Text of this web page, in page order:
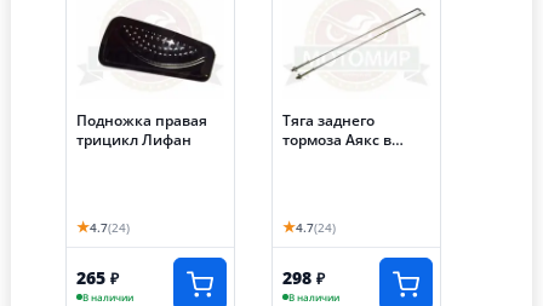
Подножка правая
трицикл Лифан
★4.7(24)
265 ₽
В наличии
Тяга заднего
тормоза Аякс в
★4.7(24)
298 ₽
В наличии